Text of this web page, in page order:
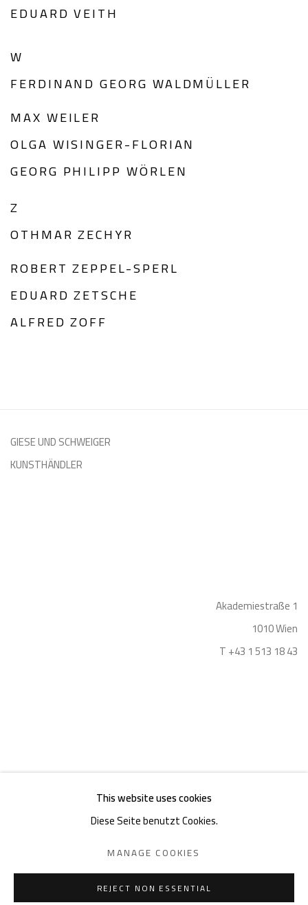
EDUARD VEITH
W
FERDINAND GEORG WALDMÜLLER
MAX WEILER
OLGA WISINGER-FLORIAN
GEORG PHILIPP WÖRLEN
Z
OTHMAR ZECHYR
ROBERT ZEPPEL-SPERL
EDUARD ZETSCHE
ALFRED ZOFF
GIESE UND SCHWEIGER
KUNSTHÄNDLER
Akademiestraße 1
1010 Wien
T +43 1 513 18 43
Impressum
COPYRIGHT © 2026 GIESE & SCHWEIGER KUNSTHANDEL
This website uses cookies
Diese Seite benutzt Cookies.
MANAGE COOKIES
REJECT NON ESSENTIAL